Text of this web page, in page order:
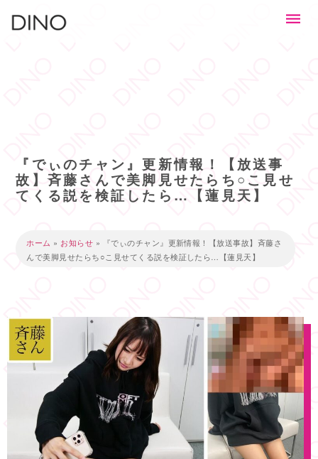
『でぃのチャン』更新情報！【放送事
故】斉藤さんで美脚見せたらち○こ見せ
てくる説を検証したら…【蓮見天】
ホーム » お知らせ »
『でぃのチャン』更新情報！【放送事故】斉藤さ
んで美脚見せたらち○こ見せてくる説を検証したら…【蓮見天】